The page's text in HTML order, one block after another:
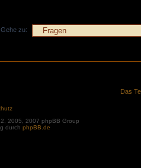
Gehe zu:
Das
2005, 2007 phpBB Group
durch phpBB.de